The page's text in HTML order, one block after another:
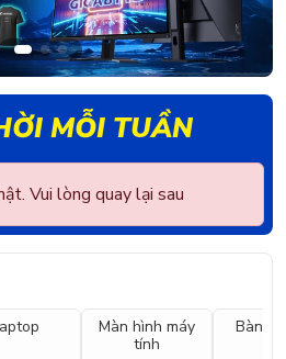
MỖI TUẦN
Vui lòng quay lại sau
Màn hình máy
tính
Bàn